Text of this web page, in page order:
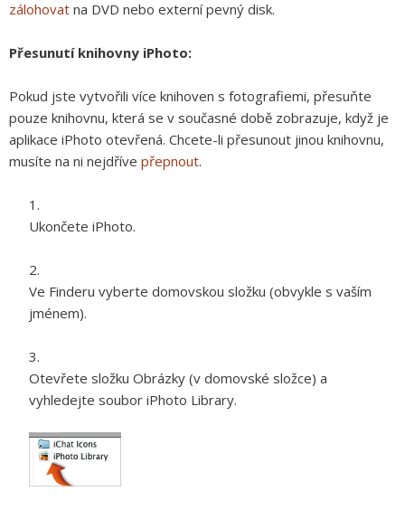
zálohovat na DVD nebo externí pevný disk.
Přesunutí knihovny iPhoto:
Pokud jste vytvořili více knihoven s fotografiemi, přesuňte
pouze knihovnu, která se v současné době zobrazuje, když je
aplikace iPhoto otevřená. Chcete-li přesunout jinou knihovnu,
musíte na ni nejdříve přepnout.
Ukončete iPhoto.
Ve Finderu vyberte domovskou složku (obvykle s vaším
jménem).
Otevřete složku Obrázky (v domovské složce) a
vyhledejte soubor iPhoto Library.